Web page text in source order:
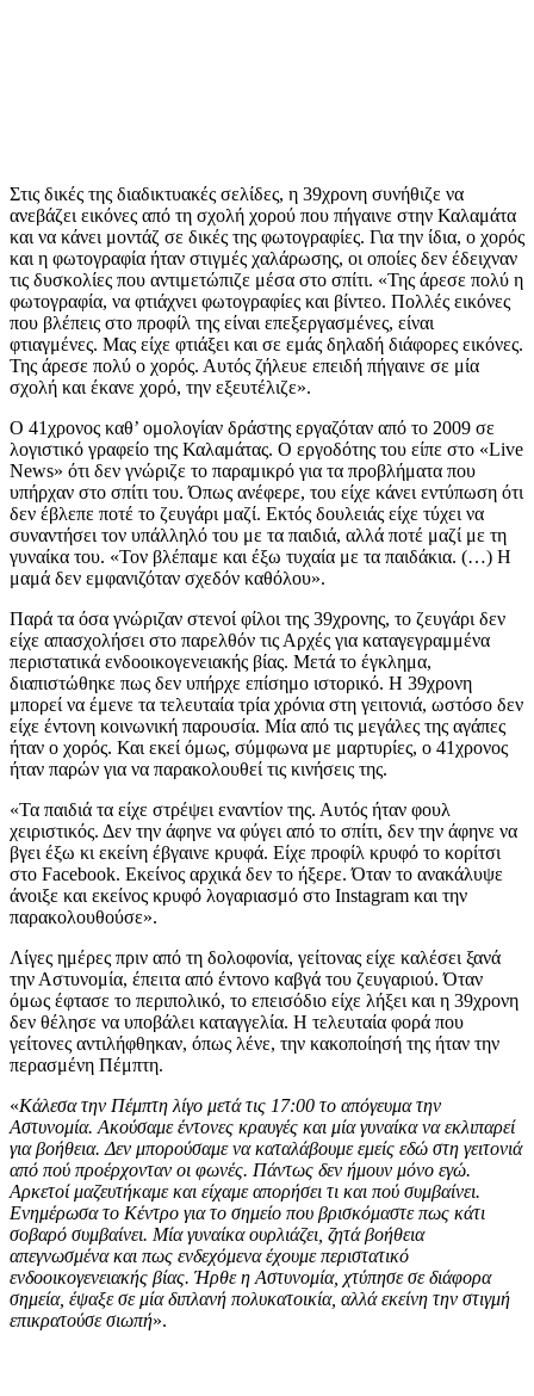
Στις δικές της διαδικτυακές σελίδες, η 39χρονη συνήθιζε να
ανεβάζει εικόνες από τη σχολή χορού που πήγαινε στην Καλαμάτα
και να κάνει μοντάζ σε δικές της φωτογραφίες. Για την ίδια, ο χορός
και η φωτογραφία ήταν στιγμές χαλάρωσης, οι οποίες δεν έδειχναν
τις δυσκολίες που αντιμετώπιζε μέσα στο σπίτι. «Της άρεσε πολύ η
φωτογραφία, να φτιάχνει φωτογραφίες και βίντεο. Πολλές εικόνες
που βλέπεις στο προφίλ της είναι επεξεργασμένες, είναι
φτιαγμένες. Μας είχε φτιάξει και σε εμάς δηλαδή διάφορες εικόνες.
Της άρεσε πολύ ο χορός. Αυτός ζήλευε επειδή πήγαινε σε μία
σχολή και έκανε χορό, την εξευτέλιζε».
Ο 41χρονος καθ’ ομολογίαν δράστης εργαζόταν από το 2009 σε
λογιστικό γραφείο της Καλαμάτας. Ο εργοδότης του είπε στο «Live
News» ότι δεν γνώριζε το παραμικρό για τα προβλήματα που
υπήρχαν στο σπίτι του. Όπως ανέφερε, του είχε κάνει εντύπωση ότι
δεν έβλεπε ποτέ το ζευγάρι μαζί. Εκτός δουλειάς είχε τύχει να
συναντήσει τον υπάλληλό του με τα παιδιά, αλλά ποτέ μαζί με τη
γυναίκα του. «Τον βλέπαμε και έξω τυχαία με τα παιδάκια. (…) Η
μαμά δεν εμφανιζόταν σχεδόν καθόλου».
Παρά τα όσα γνώριζαν στενοί φίλοι της 39χρονης, το ζευγάρι δεν
είχε απασχολήσει στο παρελθόν τις Αρχές για καταγεγραμμένα
περιστατικά ενδοοικογενειακής βίας. Μετά το έγκλημα,
διαπιστώθηκε πως δεν υπήρχε επίσημο ιστορικό. Η 39χρονη
μπορεί να έμενε τα τελευταία τρία χρόνια στη γειτονιά, ωστόσο δεν
είχε έντονη κοινωνική παρουσία. Μία από τις μεγάλες της αγάπες
ήταν ο χορός. Και εκεί όμως, σύμφωνα με μαρτυρίες, ο 41χρονος
ήταν παρών για να παρακολουθεί τις κινήσεις της.
«Τα παιδιά τα είχε στρέψει εναντίον της. Αυτός ήταν φουλ
χειριστικός. Δεν την άφηνε να φύγει από το σπίτι, δεν την άφηνε να
βγει έξω κι εκείνη έβγαινε κρυφά. Είχε προφίλ κρυφό το κορίτσι
στο Facebook. Εκείνος αρχικά δεν το ήξερε. Όταν το ανακάλυψε
άνοιξε και εκείνος κρυφό λογαριασμό στο Instagram και την
παρακολουθούσε».
Λίγες ημέρες πριν από τη δολοφονία, γείτονας είχε καλέσει ξανά
την Αστυνομία, έπειτα από έντονο καβγά του ζευγαριού. Όταν
όμως έφτασε το περιπολικό, το επεισόδιο είχε λήξει και η 39χρονη
δεν θέλησε να υποβάλει καταγγελία. Η τελευταία φορά που
γείτονες αντιλήφθηκαν, όπως λένε, την κακοποίησή της ήταν την
περασμένη Πέμπτη.
«Κάλεσα την Πέμπτη λίγο μετά τις 17:00 το απόγευμα την
Αστυνομία. Ακούσαμε έντονες κραυγές και μία γυναίκα να εκλιπαρεί
για βοήθεια. Δεν μπορούσαμε να καταλάβουμε εμείς εδώ στη γειτονιά
από πού προέρχονταν οι φωνές. Πάντως δεν ήμουν μόνο εγώ.
Αρκετοί μαζευτήκαμε και είχαμε απορήσει τι και πού συμβαίνει.
Ενημέρωσα το Κέντρο για το σημείο που βρισκόμαστε πως κάτι
σοβαρό συμβαίνει. Μία γυναίκα ουρλιάζει, ζητά βοήθεια
απεγνωσμένα και πως ενδεχόμενα έχουμε περιστατικό
ενδοοικογενειακής βίας. Ήρθε η Αστυνομία, χτύπησε σε διάφορα
σημεία, έψαξε σε μία διπλανή πολυκατοικία, αλλά εκείνη την στιγμή
επικρατούσε σιωπή».